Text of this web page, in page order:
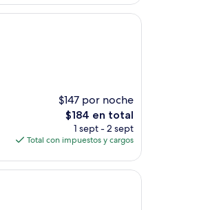
de
$147 por noche
El
precio
actual
de
$184 en total
1 sept - 2 sept
Total con impuestos y cargos